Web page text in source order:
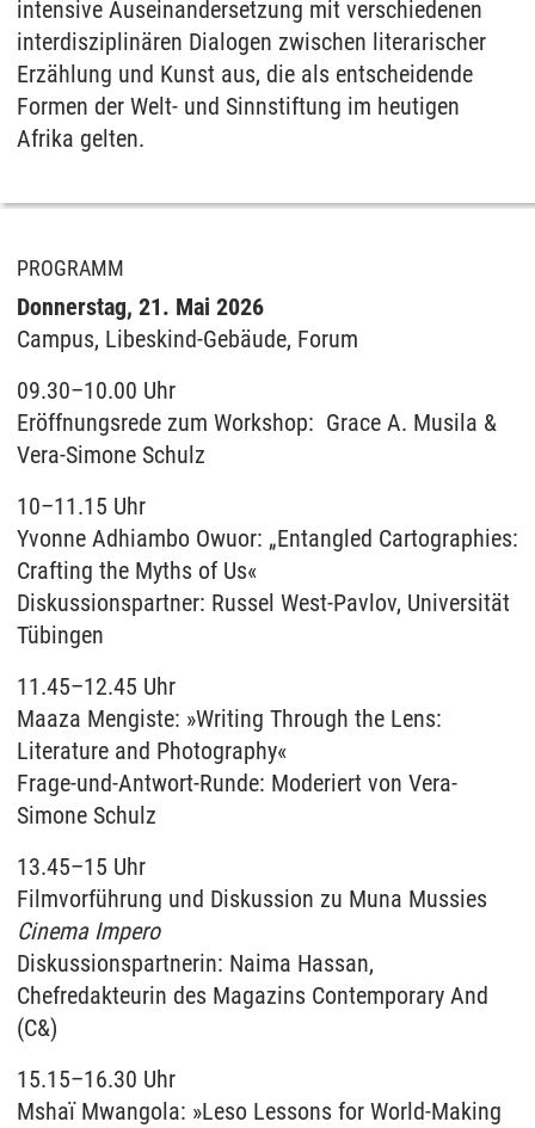
intensive Auseinandersetzung mit verschiedenen
interdisziplinären Dialogen zwischen literarischer
Erzählung und Kunst aus, die als entscheidende
Formen der Welt- und Sinnstiftung im heutigen
Afrika gelten.
PROGRAMM
Donnerstag, 21. Mai 2026
Campus, Libeskind-Gebäude, Forum
09.30–10.00 Uhr
Eröffnungsrede zum Workshop: Grace A. Musila &
Vera-Simone Schulz
10–11.15 Uhr
Yvonne Adhiambo Owuor: „Entangled Cartographies:
Crafting the Myths of Us«
Diskussionspartner: Russel West-Pavlov, Universität
Tübingen
11.45–12.45 Uhr
Maaza Mengiste: »Writing Through the Lens:
Literature and Photography«
Frage-und-Antwort-Runde: Moderiert von Vera-
Simone Schulz
13.45–15 Uhr
Filmvorführung und Diskussion zu Muna Mussies
Cinema Impero
Diskussionspartnerin: Naima Hassan,
Chefredakteurin des Magazins Contemporary And
(C&)
15.15–16.30 Uhr
Mshaï Mwangola: »Leso Lessons for World-Making